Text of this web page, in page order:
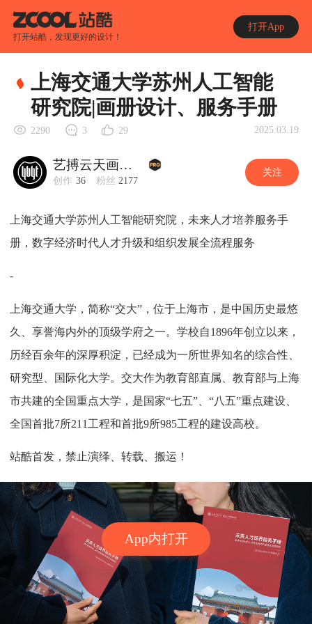
打开站酷，发现更好的设计！
打开App
App内打开
上海交通大学苏州人工智能
研究院|画册设计、服务手册
2290 3 29 2025.03.19
艺搏云天画册设计
创作 36 粉丝 2177
关注
上海交通大学苏州人工智能研究院，未来人才培养服务手
册，数字经济时代人才升级和组织发展全流程服务
-
上海交通大学，简称“交大”，位于上海市，是中国历史最悠
久、享誉海内外的顶级学府之一。学校自1896年创立以来，
历经百余年的深厚积淀，已经成为一所世界知名的综合性、
研究型、国际化大学。交大作为教育部直属、教育部与上海
市共建的全国重点大学，是国家“七五”、“八五”重点建设、
全国首批7所211工程和首批9所985工程的建设高校。
站酷首发，禁止演绎、转载、搬运！